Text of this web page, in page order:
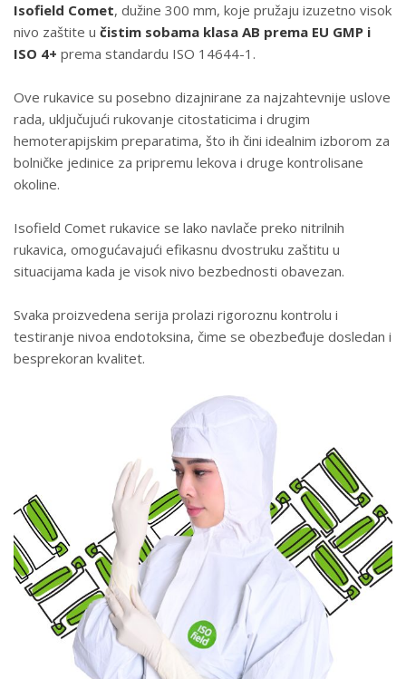
Isofield Comet, dužine 300 mm, koje pružaju izuzetno visok
nivo zaštite u čistim sobama klasa AB prema EU GMP i
ISO 4+ prema standardu ISO 14644-1.
Ove rukavice su posebno dizajnirane za najzahtevnije uslove
rada, uključujući rukovanje citostaticima i drugim
hemoterapijskim preparatima, što ih čini idealnim izborom za
bolničke jedinice za pripremu lekova i druge kontrolisane
okoline.
Isofield Comet rukavice se lako navlače preko nitrilnih
rukavica, omogućavajući efikasnu dvostruku zaštitu u
situacijama kada je visok nivo bezbednosti obavezan.
Svaka proizvedena serija prolazi rigoroznu kontrolu i
testiranje nivoa endotoksina, čime se obezbeđuje dosledan i
besprekoran kvalitet.